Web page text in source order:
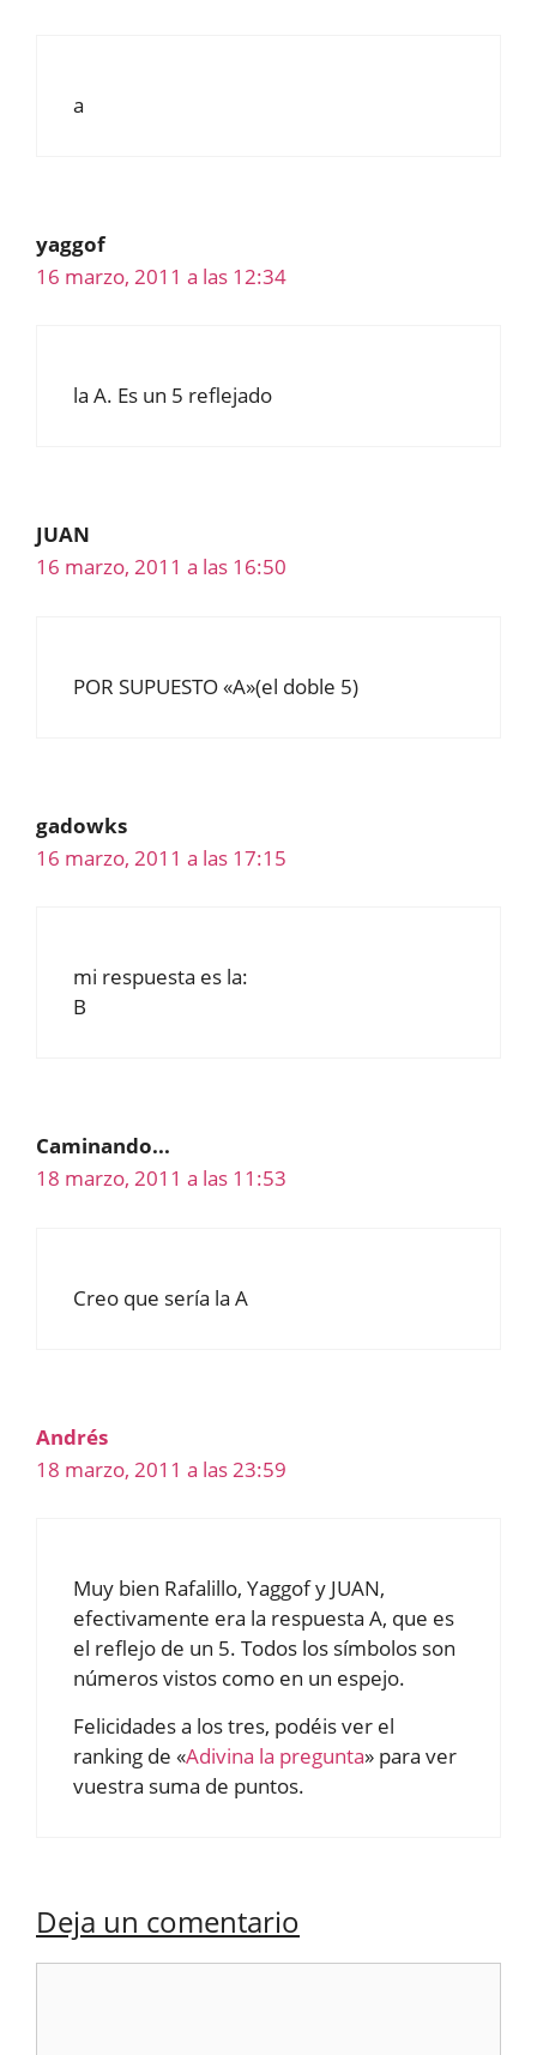
a
yaggof
16 marzo, 2011 a las 12:34
la A. Es un 5 reflejado
JUAN
16 marzo, 2011 a las 16:50
POR SUPUESTO «A»(el doble 5)
gadowks
16 marzo, 2011 a las 17:15
mi respuesta es la:
B
Caminando...
18 marzo, 2011 a las 11:53
Creo que sería la A
Andrés
18 marzo, 2011 a las 23:59
Muy bien Rafalillo, Yaggof y JUAN,
efectivamente era la respuesta A, que es
el reflejo de un 5. Todos los símbolos son
números vistos como en un espejo.
Felicidades a los tres, podéis ver el
ranking de «Adivina la pregunta» para ver
vuestra suma de puntos.
Deja un comentario